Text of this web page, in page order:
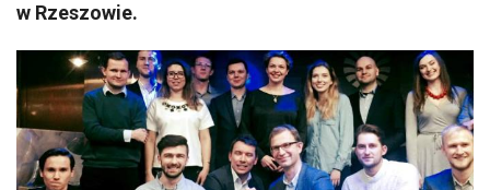
w Rzeszowie.